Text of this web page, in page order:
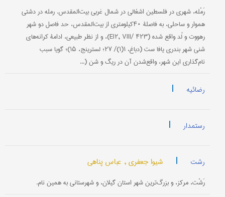
رَمْله، شهری در فلسطین اشغالی در شمال غربی بیت‌المقدس. رمله در دشتی
هموار و ساحلی، به فاصلۀ ۴۰کیلومتری از بیت‌المقدس، حد فاصل دو شهر
رهووت و لُد واقع شده (EI۲, VIII/ ۴۲۳)، و از نظر طبیعی، ادامۀ کرانه‌های
شنی شهر بندری یافا ست (دباغ، ۱(۱)/ ۲۷؛ لسترینج، ۱۵)؛ گویا سبب
نام‌گذاری این شهر، واقع‌شدن آن در ریگ و شن (...
رضائیه |
رستمدار |
رشت | شیوا جعفری , عباس پناهی
رَشْت، مرکز، و بزرگ‌ترین شهر استان گیلان، و شهرستانی به همین نام.